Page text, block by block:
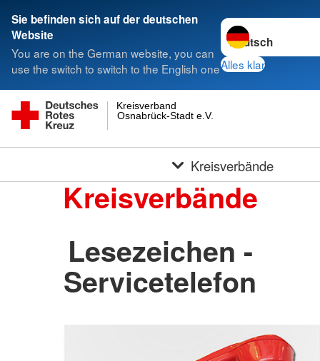
Sie befinden sich auf der deutschen
Website
You are on the German website, you can
use the switch to switch to the English one
Sprache wechseln
Alles klar
Osnabrück-Stadt e.V.
Kreisverband
Kreisverbände
Kreisverbände
Lesezeichen -
Servicetelefon